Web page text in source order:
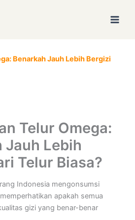
Benarkah Jauh Lebih Bergizi
Telur Omega:
Jauh Lebih
Telur Biasa?
Indonesia mengonsumsi
apakah semua
gizi yang benar-benar